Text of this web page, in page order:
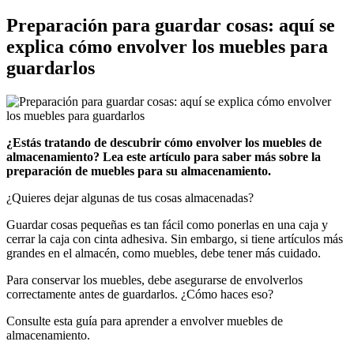
Preparación para guardar cosas: aquí se
explica cómo envolver los muebles para
guardarlos
¿Estás tratando de descubrir cómo envolver los muebles de
almacenamiento? Lea este artículo para saber más sobre la
preparación de muebles para su almacenamiento.
¿Quieres dejar algunas de tus cosas almacenadas?
Guardar cosas pequeñas es tan fácil como ponerlas en una caja y
cerrar la caja con cinta adhesiva. Sin embargo, si tiene artículos más
grandes en el almacén, como muebles, debe tener más cuidado.
Para conservar los muebles, debe asegurarse de envolverlos
correctamente antes de guardarlos. ¿Cómo haces eso?
Consulte esta guía para aprender a envolver muebles de
almacenamiento.